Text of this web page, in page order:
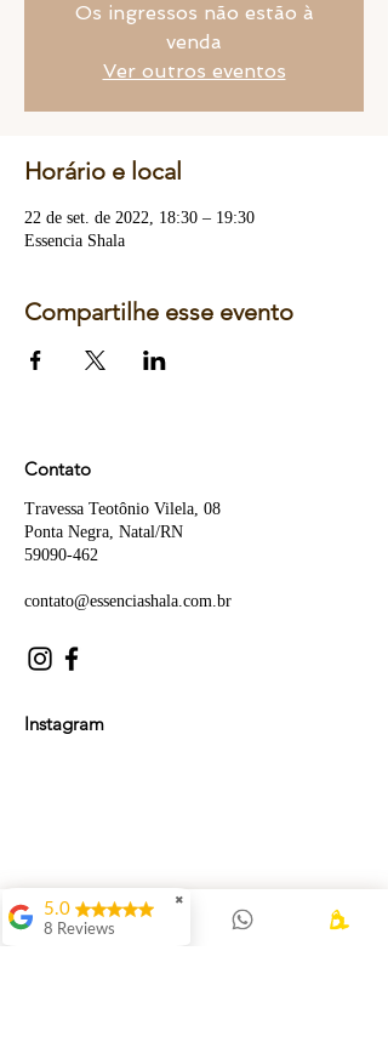
Os ingressos não estão à
venda
Ver outros eventos
Horário e local
22 de set. de 2022, 18:30 – 19:30
Essencia Shala
Compartilhe esse evento
Contato
Travessa Teotônio Vilela, 08
Ponta Negra, Natal/RN
59090-462
contato@essenciashala.com.br
Instagram
✖
5.0
8 Reviews